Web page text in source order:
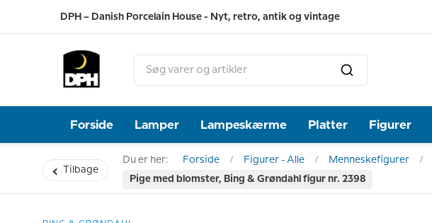
DPH – Danish Porcelain House - Nyt, retro, antik og vintage
Forside Lamper Lampeskærme Platter Figurer
Tilbage
Du er her: Forside Figurer - Alle Menneskefigurer
Pige med blomster, Bing & Grøndahl figur nr. 2398